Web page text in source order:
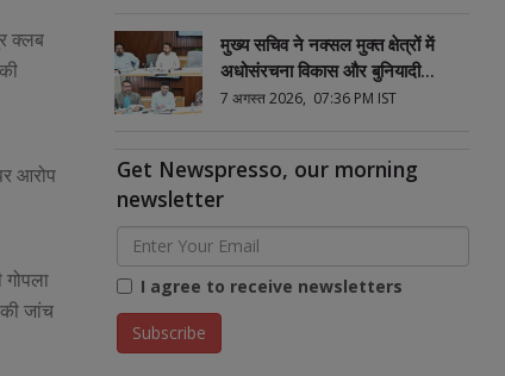
क्लब
आरोप
जांच
मुख्य सचिव ने नक्सल मुक्त क्षेत्रों में
अधोसंरचना विकास और बुनियादी
सुविधाओं को प्राथमिकता देने के दिए
7 अगस्त 2026, 07:36 PM IST
Get Newspresso, our morning
newsletter
I agree to receive newsletters